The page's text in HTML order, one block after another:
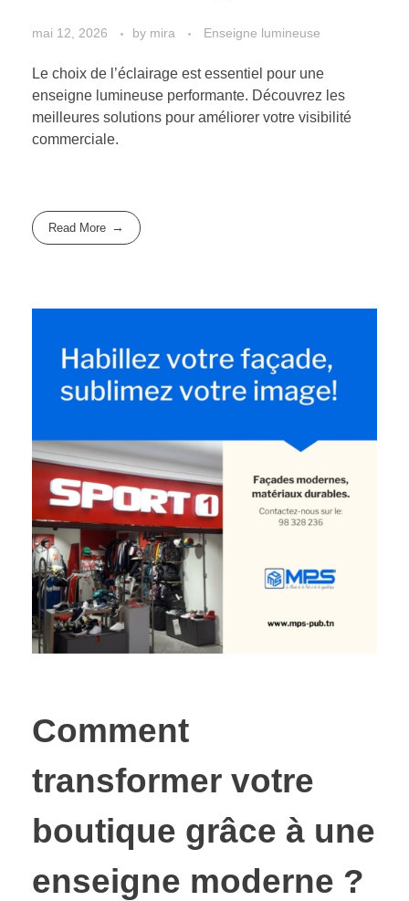
mai 12, 2026 by mira Enseigne lumineuse
Le choix de l’éclairage est essentiel pour une
enseigne lumineuse performante. Découvrez les
meilleures solutions pour améliorer votre visibilité
commerciale.
Read More
Comment
transformer votre
boutique grâce à une
enseigne moderne ?